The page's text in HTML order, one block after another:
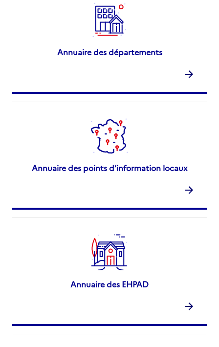
Annuaire des départements
Annuaire des points d’information locaux
Annuaire des EHPAD